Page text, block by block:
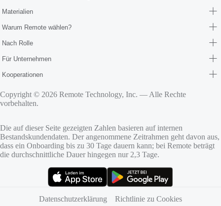
Materialien
Warum Remote wählen?
Nach Rolle
Für Unternehmen
Kooperationen
Copyright © 2026 Remote Technology, Inc. — Alle Rechte
vorbehalten.
Die auf dieser Seite gezeigten Zahlen basieren auf internen
Bestandskundendaten. Der angenommene Zeitrahmen geht davon aus,
dass ein Onboarding bis zu 30 Tage dauern kann; bei Remote beträgt
die durchschnittliche Dauer hingegen nur 2,3 Tage.
Datenschutzerklärung
Richtlinie zu Cookies